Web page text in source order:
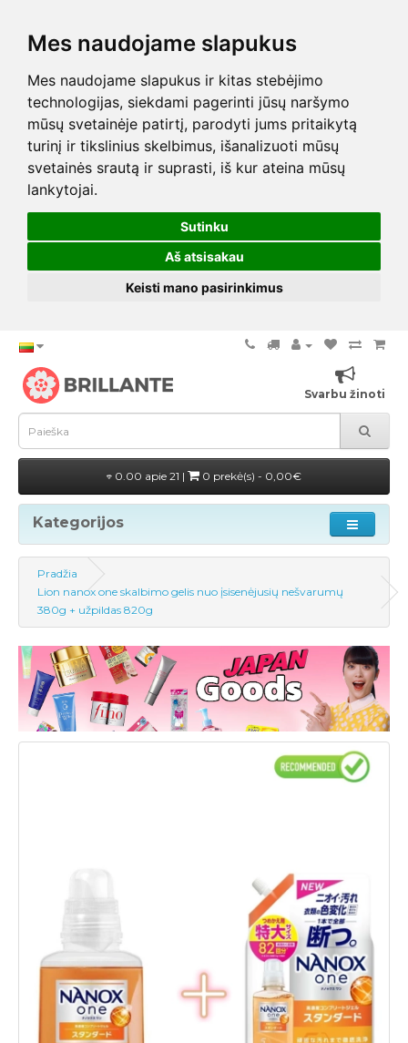
Mes naudojame slapukus
Mes naudojame slapukus ir kitas stebėjimo
technologijas, siekdami pagerinti jūsų naršymo
mūsų svetainėje patirtį, parodyti jums pritaikytą
turinį ir tikslinius skelbimus, išanalizuoti mūsų
svetainės srautą ir suprasti, iš kur ateina mūsų
lankytojai.
Sutinku
Aš atsisakau
Keisti mano pasirinkimus
Svarbu žinoti
0.00 apie 21 | 0 prekė(s) - 0,00€
Kategorijos
Pradžia
Lion nanox one skalbimo gelis nuo įsisenėjusių nešvarumų
380g + užpildas 820g